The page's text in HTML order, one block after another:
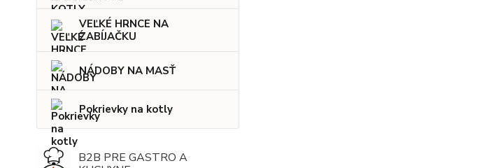
VEĽKÉ HRNCE NA
ZABÍJAČKU
NÁDOBY NA MASŤ
Pokrievky na kotly
B2B PRE GASTRO A